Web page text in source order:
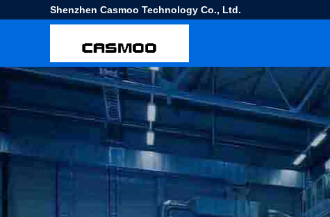
Shenzhen Casmoo Technology Co., Ltd.